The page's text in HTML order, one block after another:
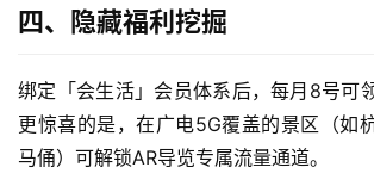
i
快
讯
更
四、隐藏福利挖掘
绑定「会生活」会员体系后，每月8号可
更惊喜的是，在广电5G覆盖的景区（如
马俑）可解锁AR导览专属流量通道。